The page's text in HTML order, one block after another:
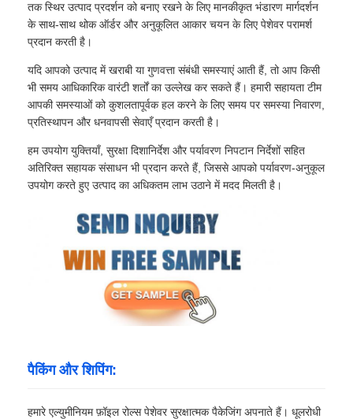
तक स्थिर उत्पाद प्रदर्शन को बनाए रखने के लिए मानकीकृत भंडारण मार्गदर्शन
के साथ-साथ थोक ऑर्डर और अनुकूलित आकार चयन के लिए पेशेवर परामर्श
प्रदान करती है।
यदि आपको उत्पाद में खराबी या गुणवत्ता संबंधी समस्याएं आती हैं, तो आप किसी
भी समय आधिकारिक वारंटी शर्तों का उल्लेख कर सकते हैं। हमारी सहायता टीम
आपकी समस्याओं को कुशलतापूर्वक हल करने के लिए समय पर समस्या निवारण,
प्रतिस्थापन और धनवापसी सेवाएँ प्रदान करती है।
हम उपयोग युक्तियाँ, सुरक्षा दिशानिर्देश और पर्यावरण निपटान निर्देशों सहित
अतिरिक्त सहायक संसाधन भी प्रदान करते हैं, जिससे आपको पर्यावरण-अनुकूल
उपयोग करते हुए उत्पाद का अधिकतम लाभ उठाने में मदद मिलती है।
पैकिंग और शिपिंग:
हमारे एल्युमीनियम फ़ॉइल रोल्स पेशेवर सुरक्षात्मक पैकेजिंग अपनाते हैं। धूलरोधी